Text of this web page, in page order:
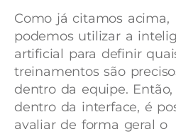
Como já citamos acima,
podemos utilizar a
artificial para definir
treinamentos são
dentro da equipe. Então,
dentro da interface, é
avaliar de forma geral o